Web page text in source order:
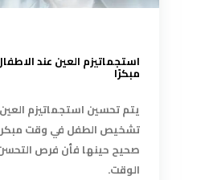
استجماتيزم العين عند
مبكرًا
يتم تحسين استجماتيزم
تشخيص الطفل في وقت
صحيح حينها فأن فرص
الوقت.